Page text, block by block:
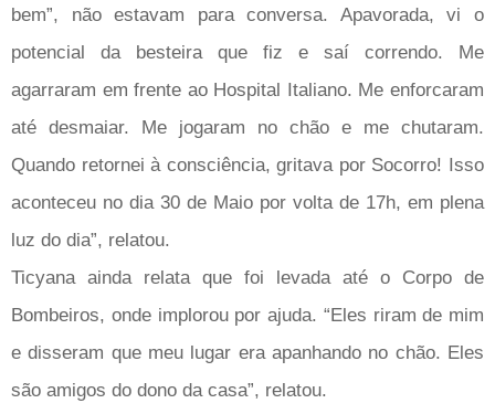
bem”, não estavam para conversa. Apavorada, vi o
potencial da besteira que fiz e saí correndo. Me
agarraram em frente ao Hospital Italiano. Me enforcaram
até desmaiar. Me jogaram no chão e me chutaram.
Quando retornei à consciência, gritava por Socorro! Isso
aconteceu no dia 30 de Maio por volta de 17h, em plena
luz do dia”, relatou.
Ticyana ainda relata que foi levada até o Corpo de
Bombeiros, onde implorou por ajuda. “Eles riram de mim
e disseram que meu lugar era apanhando no chão. Eles
são amigos do dono da casa”, relatou.